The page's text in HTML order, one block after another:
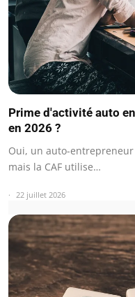
Prime d'activité auto
en 2026 ?
Oui, un auto-
mais la CAF utilise…
22 juillet 2026